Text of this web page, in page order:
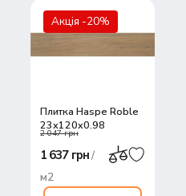
Акція -20%
Плитка Haspe Roble
23x120x0,98
2 047 грн
1 637 грн/
м2